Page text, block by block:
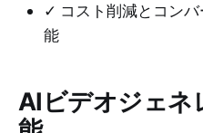
✓ コスト削減とコン
能
AIビデオジェネ